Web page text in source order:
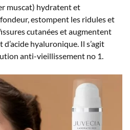
muscat) hydratent et
estompent les ridules et
cutanées et augmentent
hyaluronique. Il s’agit
anti-vieillissement no 1.